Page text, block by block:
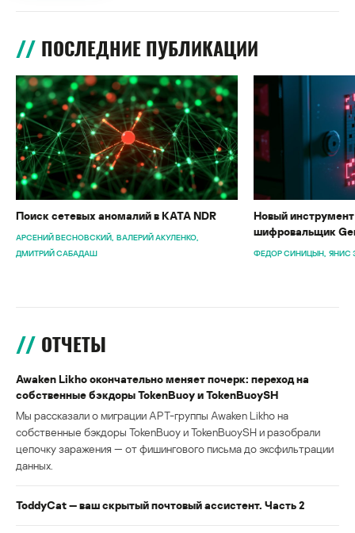
ПОСЛЕДНИЕ ПУБЛИКАЦИИ
Поиск сетевых аномалий в KATA NDR
АРСЕНИЙ ВЕСНОВСКИЙ ВАЛЕРИЙ АКУЛЕНКО
ДМИТРИЙ САБАДАШ
Новый
шифровальщик
ФЕДОР СИНИЦЫН ЯНИС
ОТЧЕТЫ
Awaken Likho окончательно меняет почерк: переход на
собственные бэкдоры TokenBuoy и TokenBuoySH
Мы рассказали о миграции APT-группы Awaken Likho на
собственные бэкдоры TokenBuoy и TokenBuoySH и разобрали
цепочку заражения — от фишингового письма до эксфильтрации
данных.
ToddyCat — ваш скрытый почтовый ассистент. Часть 2